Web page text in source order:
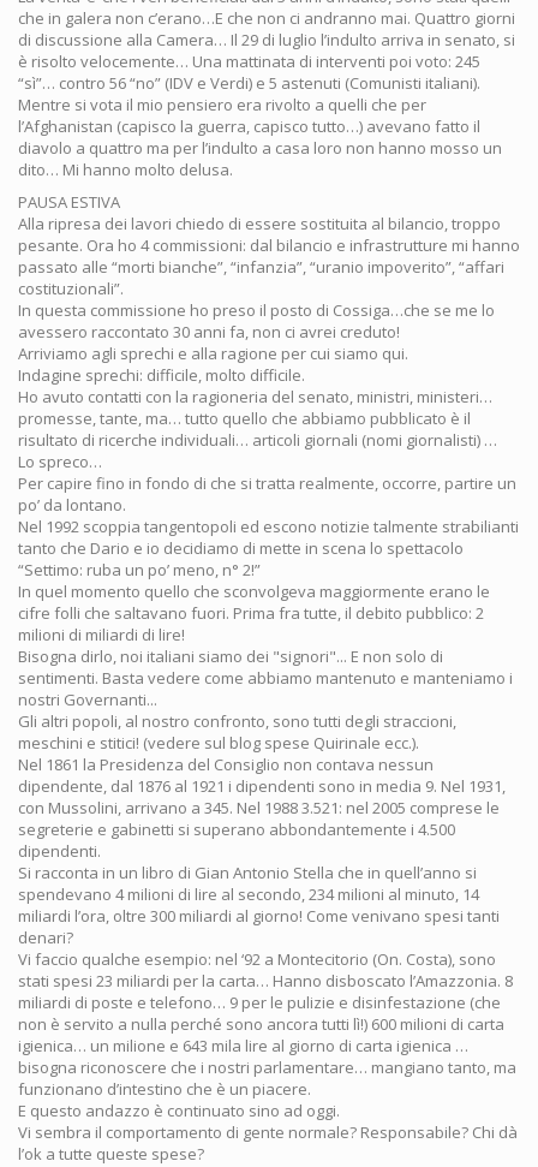
che in galera non c’erano…E che non ci andranno mai. Quattro giorni
di discussione alla Camera… Il 29 di luglio l’indulto arriva in senato, si
è risolto velocemente… Una mattinata di interventi poi voto: 245
“sì”… contro 56 “no” (IDV e Verdi) e 5 astenuti (Comunisti italiani).
Mentre si vota il mio pensiero era rivolto a quelli che per
l’Afghanistan (capisco la guerra, capisco tutto…) avevano fatto il
diavolo a quattro ma per l’indulto a casa loro non hanno mosso un
dito… Mi hanno molto delusa.
PAUSA ESTIVA
Alla ripresa dei lavori chiedo di essere sostituita al bilancio, troppo
pesante. Ora ho 4 commissioni: dal bilancio e infrastrutture mi hanno
passato alle “morti bianche”, “infanzia”, “uranio impoverito”, “affari
costituzionali”.
In questa commissione ho preso il posto di Cossiga…che se me lo
avessero raccontato 30 anni fa, non ci avrei creduto!
Arriviamo agli sprechi e alla ragione per cui siamo qui.
Indagine sprechi: difficile, molto difficile.
Ho avuto contatti con la ragioneria del senato, ministri, ministeri…
promesse, tante, ma… tutto quello che abbiamo pubblicato è il
risultato di ricerche individuali… articoli giornali (nomi giornalisti) …
Lo spreco…
Per capire fino in fondo di che si tratta realmente, occorre, partire un
po’ da lontano.
Nel 1992 scoppia tangentopoli ed escono notizie talmente strabilianti
tanto che Dario e io decidiamo di mette in scena lo spettacolo
“Settimo: ruba un po’ meno, n° 2!”
In quel momento quello che sconvolgeva maggiormente erano le
cifre folli che saltavano fuori. Prima fra tutte, il debito pubblico: 2
milioni di miliardi di lire!
Bisogna dirlo, noi italiani siamo dei "signori"... E non solo di
sentimenti. Basta vedere come abbiamo mantenuto e manteniamo i
nostri Governanti...
Gli altri popoli, al nostro confronto, sono tutti degli straccioni,
meschini e stitici! (vedere sul blog spese Quirinale ecc.).
Nel 1861 la Presidenza del Consiglio non contava nessun
dipendente, dal 1876 al 1921 i dipendenti sono in media 9. Nel 1931,
con Mussolini, arrivano a 345. Nel 1988 3.521: nel 2005 comprese le
segreterie e gabinetti si superano abbondantemente i 4.500
dipendenti.
Si racconta in un libro di Gian Antonio Stella che in quell’anno si
spendevano 4 milioni di lire al secondo, 234 milioni al minuto, 14
miliardi l’ora, oltre 300 miliardi al giorno! Come venivano spesi tanti
denari?
Vi faccio qualche esempio: nel ‘92 a Montecitorio (On. Costa), sono
stati spesi 23 miliardi per la carta… Hanno disboscato l’Amazzonia. 8
miliardi di poste e telefono… 9 per le pulizie e disinfestazione (che
non è servito a nulla perché sono ancora tutti lì!) 600 milioni di carta
igienica… un milione e 643 mila lire al giorno di carta igienica …
bisogna riconoscere che i nostri parlamentare… mangiano tanto, ma
funzionano d’intestino che è un piacere.
E questo andazzo è continuato sino ad oggi.
Vi sembra il comportamento di gente normale? Responsabile? Chi dà
l’ok a tutte queste spese?